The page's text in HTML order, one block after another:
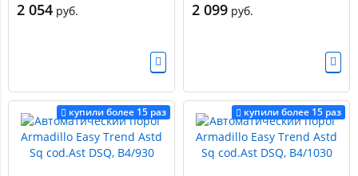
2 054 руб. 2 099 руб.
купили более 15 раз купили более 15 раз